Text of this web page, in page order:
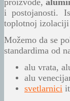
proizvode,
i postojanosti.
toplotnoj izolaciji
Možemo da se
standardima od
alu vrata,
alu
svetlarnici